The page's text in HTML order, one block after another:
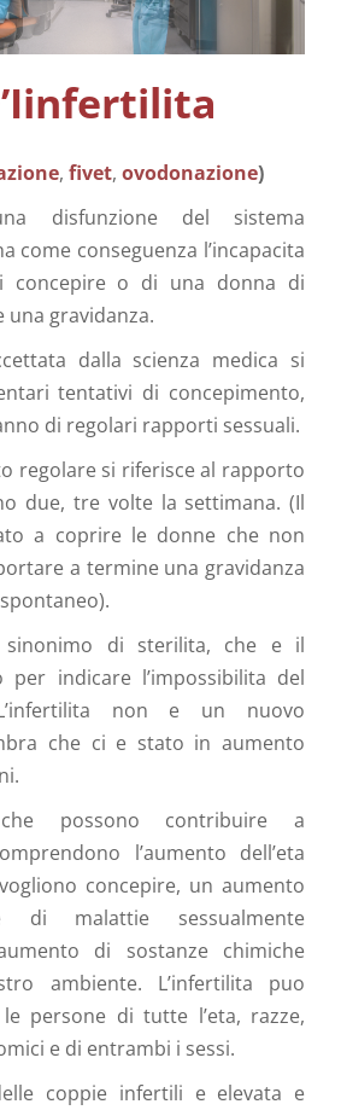
, fivet, ovodonazione)
disfunzione del sistema
come conseguenza l’incapacita
concepire o di una donna di
gravidanza.
dalla scienza medica si
tentativi di concepimento,
di regolari rapporti sessuali.
regolare si riferisce al rapporto
due, tre volte la settimana. (Il
a coprire le donne che non
a termine una gravidanza
di sterilita, che e il
per indicare l’impossibilita del
non e un nuovo
che ci e stato in aumento
possono contribuire a
l’aumento dell’eta
concepire, un aumento
di malattie sessualmente
di sostanze chimiche
ambiente. L’infertilita puo
persone di tutte l’eta, razze,
e di entrambi i sessi.
coppie infertili e elevata e